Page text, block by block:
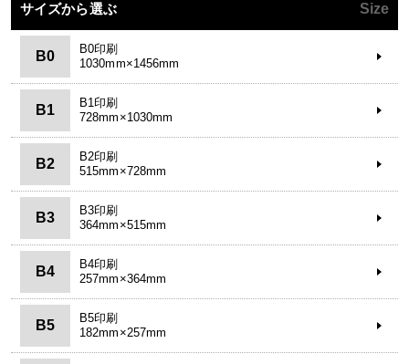
サイズから選ぶ Size
B0
B0印刷
1030mm×1456mm
B1
B1印刷
728mm×1030mm
B2
B2印刷
515mm×728mm
B3
B3印刷
364mm×515mm
B4
B4印刷
257mm×364mm
B5
B5印刷
182mm×257mm